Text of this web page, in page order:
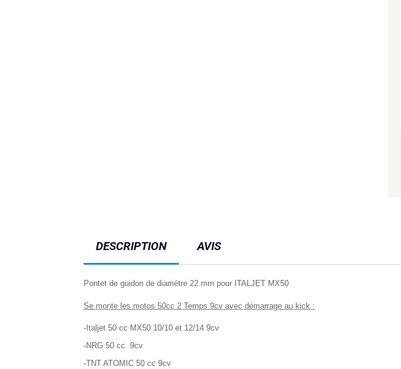
DESCRIPTION AVIS
Pontet de guidon de diamètre 22 mm pour ITALJET MX50
Se monte les motos 50cc 2 Temps 9cv avec démarrage au kick :
-Italjet 50 cc MX50 10/10 et 12/14 9cv
-NRG 50 cc 9cv
-TNT ATOMIC 50 cc 9cv